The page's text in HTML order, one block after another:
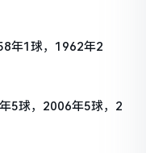
年1球，1962年2
5球，2006年5球，2